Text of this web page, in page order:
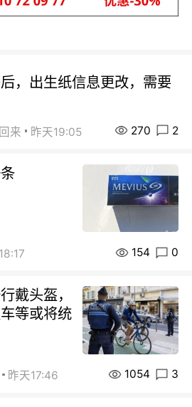
，出生纸信息更改，需要
来 昨天19:05 270 2
154 0
戴头盔，
等或将统
昨天17:46 1054 3